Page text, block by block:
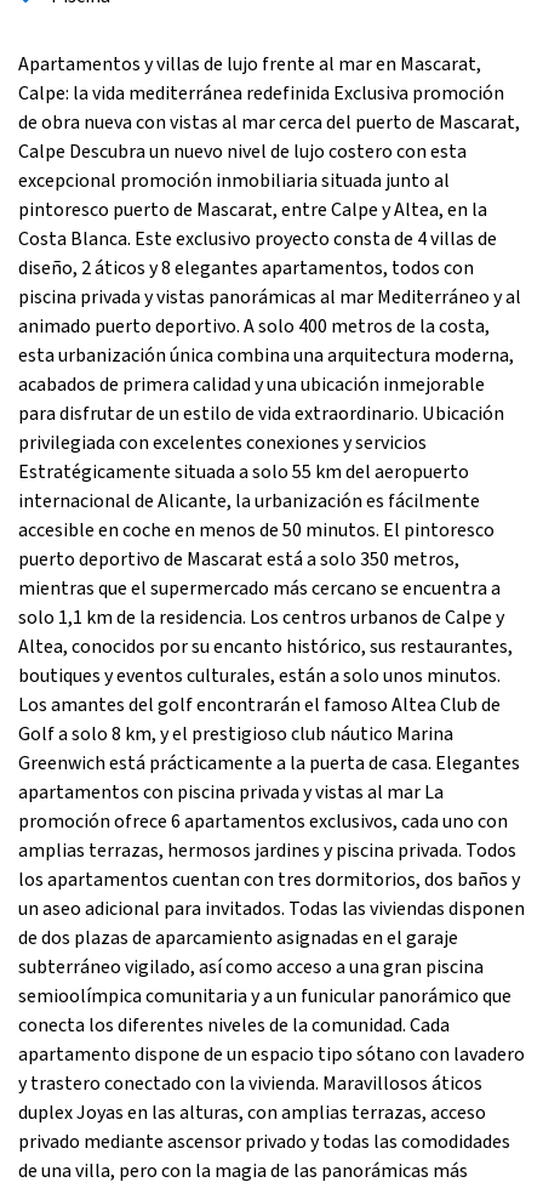
Apartamentos y villas de lujo frente al mar en Mascarat,
Calpe: la vida mediterránea redefinida Exclusiva promoción
de obra nueva con vistas al mar cerca del puerto de Mascarat,
Calpe Descubra un nuevo nivel de lujo costero con esta
excepcional promoción inmobiliaria situada junto al
pintoresco puerto de Mascarat, entre Calpe y Altea, en la
Costa Blanca. Este exclusivo proyecto consta de 4 villas de
diseño, 2 áticos y 8 elegantes apartamentos, todos con
piscina privada y vistas panorámicas al mar Mediterráneo y al
animado puerto deportivo. A solo 400 metros de la costa,
esta urbanización única combina una arquitectura moderna,
acabados de primera calidad y una ubicación inmejorable
para disfrutar de un estilo de vida extraordinario. Ubicación
privilegiada con excelentes conexiones y servicios
Estratégicamente situada a solo 55 km del aeropuerto
internacional de Alicante, la urbanización es fácilmente
accesible en coche en menos de 50 minutos. El pintoresco
puerto deportivo de Mascarat está a solo 350 metros,
mientras que el supermercado más cercano se encuentra a
solo 1,1 km de la residencia. Los centros urbanos de Calpe y
Altea, conocidos por su encanto histórico, sus restaurantes,
boutiques y eventos culturales, están a solo unos minutos.
Los amantes del golf encontrarán el famoso Altea Club de
Golf a solo 8 km, y el prestigioso club náutico Marina
Greenwich está prácticamente a la puerta de casa. Elegantes
apartamentos con piscina privada y vistas al mar La
promoción ofrece 6 apartamentos exclusivos, cada uno con
amplias terrazas, hermosos jardines y piscina privada. Todos
los apartamentos cuentan con tres dormitorios, dos baños y
un aseo adicional para invitados. Todas las viviendas disponen
de dos plazas de aparcamiento asignadas en el garaje
subterráneo vigilado, así como acceso a una gran piscina
semioolímpica comunitaria y a un funicular panorámico que
conecta los diferentes niveles de la comunidad. Cada
apartamento dispone de un espacio tipo sótano con lavadero
y trastero conectado con la vivienda. Maravillosos áticos
duplex Joyas en las alturas, con amplias terrazas, acceso
privado mediante ascensor privado y todas las comodidades
de una villa, pero con la magia de las panorámicas más